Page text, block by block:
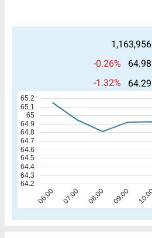
1,163,956
64.98
-0.26%
64.29
-1.32%